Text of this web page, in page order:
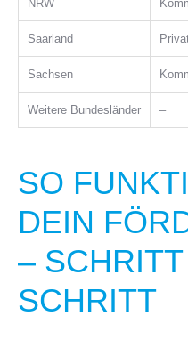
NRW
Saarland
Sachsen
Weitere Bundesländer –
SO
DEIN
–
SCHRITT